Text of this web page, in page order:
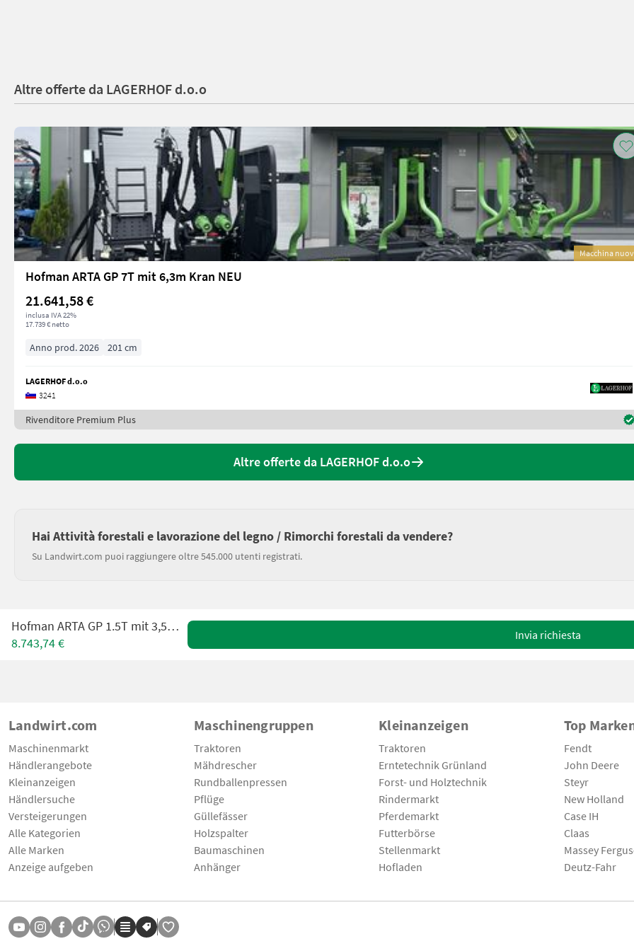
Altre offerte da LAGERHOF d.o.o
Macchina
Hofman ARTA GP 7T mit 6,3m Kran NEU
21.641,58 €
inclusa IVA 22%
17.739 € netto
Anno prod. 2026 201 cm
LAGERHOF d.o.o
3241
Rivenditore Premium Plus
Altre offerte da LAGERHOF d.o.o
Hai Attività forestali e lavorazione del legno / Rimorchi forestali da vendere?
Su Landwirt.com puoi raggiungere oltre 545.000 utenti registrati.
Hofman ARTA GP 1.5T mit 3,5m Kran NEU
8.743,74 €
Invia richiesta
Landwirt.com
Maschinenmarkt
Händlerangebote
Kleinanzeigen
Händlersuche
Versteigerungen
Alle Kategorien
Alle Marken
Anzeige aufgeben
Maschinengruppen
Traktoren
Mähdrescher
Rundballenpressen
Pflüge
Güllefässer
Holzspalter
Baumaschinen
Anhänger
Kleinanzeigen
Traktoren
Erntetechnik Grünland
Forst- und Holztechnik
Rindermarkt
Pferdemarkt
Futterbörse
Stellenmarkt
Hofladen
Top
Fendt
John Deere
Steyr
New Holland
Case IH
Claas
Massey
Deutz-Fahr